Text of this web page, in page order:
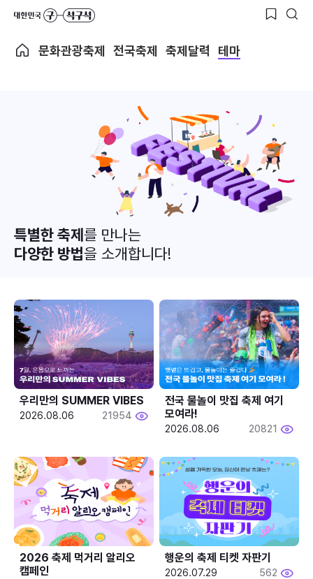
문화관광축제 전국축제 축제달력 테마
특별한 축제를 만나는
다양한 방법을 소개합니다!
우리만의 SUMMER VIBES
2026.08.06 21954
전국 물놀이 맛집 축제 여기
모여라!
2026.08.06 20821
2026 축제 먹거리 알리오
캠페인
행운의 축제 티켓 자판기
2026.07.29 562